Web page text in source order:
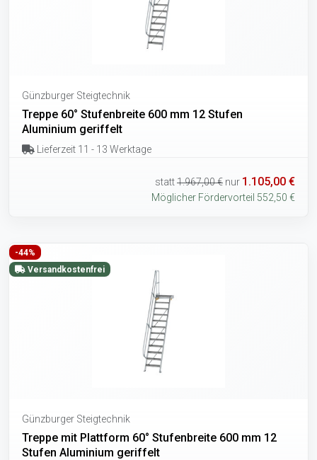
Günzburger Steigtechnik
Treppe 60° Stufenbreite 600 mm 12 Stufen
Aluminium geriffelt
Lieferzeit 11 - 13 Werktage
statt1.967,00 € nur 1.105,00 €
Möglicher Fördervorteil 552,50 €
-44%
Versandkostenfrei
Günzburger Steigtechnik
Treppe mit Plattform 60° Stufenbreite 600 mm 12
Stufen Aluminium geriffelt